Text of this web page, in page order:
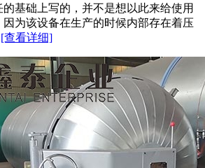
基础上写的，并不是想以此来给使用
因为该设备在生产的时候内部存在着压
[查看详细]